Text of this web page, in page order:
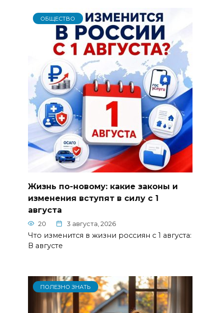
ОБЩЕСТВО
Жизнь по-новому: какие законы и
изменения вступят в силу с 1
августа
20 3 августа, 2026
Что изменится в жизни россиян с 1 августа:
В августе
ПОЛЕЗНО ЗНАТЬ